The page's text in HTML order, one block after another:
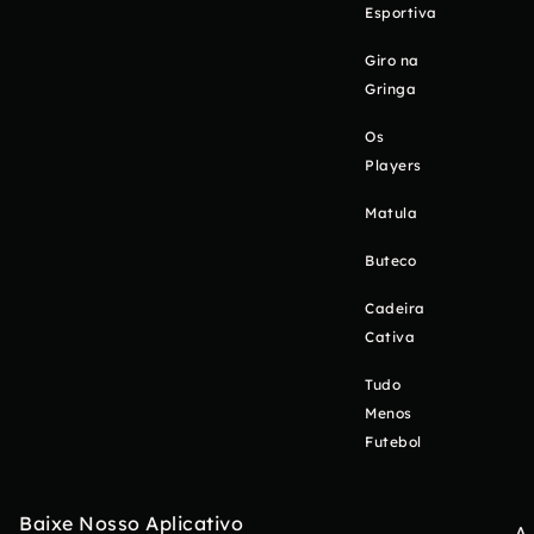
Esportiva
Giro na
Gringa
Os
Players
Matula
Buteco
Cadeira
Cativa
Tudo
Menos
Futebol
Baixe Nosso Aplicativo